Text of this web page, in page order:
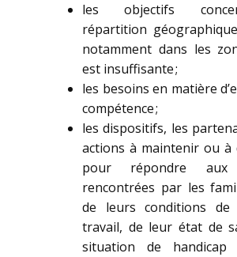
les objectifs
répartition
notamment dans les
est insuffisante ;
les besoins en matière
compétence ;
les dispositifs, les
actions à maintenir ou à
pour répondre aux
rencontrées par les
de leurs conditions
travail, de leur état de
situation de